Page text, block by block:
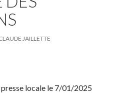
JAILLETTE
locale le 7/01/2025